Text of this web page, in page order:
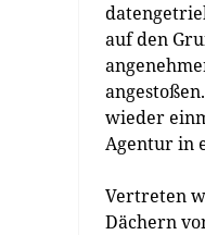
auf den
wieder
Agentur in
Vertreten
Dächern